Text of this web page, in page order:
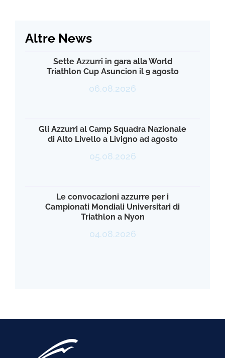
Altre News
Sette Azzurri in gara alla World
Triathlon Cup Asuncion il 9 agosto
06.08.2026
Gli Azzurri al Camp Squadra Nazionale
di Alto Livello a Livigno ad agosto
05.08.2026
Le convocazioni azzurre per i
Campionati Mondiali Universitari di
Triathlon a Nyon
04.08.2026